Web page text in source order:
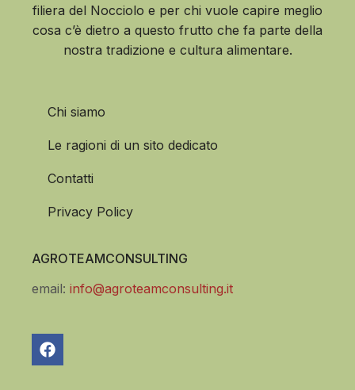
filiera del Nocciolo e per chi vuole capire meglio
cosa c’è dietro a questo frutto che fa parte della
nostra tradizione e cultura alimentare.
Chi siamo
Le ragioni di un sito dedicato
Contatti
Privacy Policy
AGROTEAMCONSULTING
email: info@agroteamconsulting.it